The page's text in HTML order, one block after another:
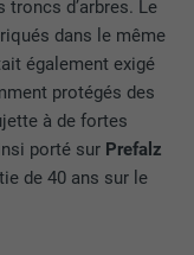
troncs d’arbres. Le
dans le même
également exigé
protégés des
à de fortes
porté sur Prefalz
de 40 ans sur le